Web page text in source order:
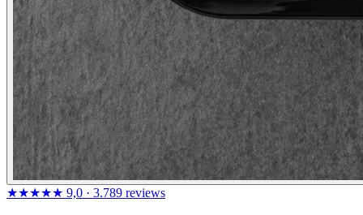
★★★★★ 9,0 · 3.789 reviews